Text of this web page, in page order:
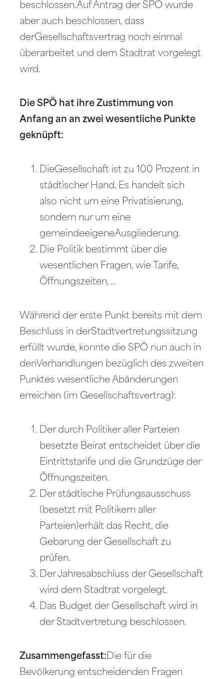
beschlossen.Auf Antrag der SPÖ wurde
aber auch beschlossen, dass
derGesellschaftsvertrag noch einmal
überarbeitet und dem Stadtrat vorgelegt
wird.
Die SPÖ hat ihre Zustimmung von
Anfang an an zwei wesentliche Punkte
geknüpft:
DieGesellschaft ist zu 100 Prozent in
städtischer Hand. Es handelt sich
also nicht um eine Privatisierung,
sondern nur um eine
gemeindeeigeneAusgliederung.
Die Politik bestimmt über die
wesentlichen Fragen, wie Tarife,
Öffnungszeiten, …
Während der erste Punkt bereits mit dem
Beschluss in derStadtvertretungssitzung
erfüllt wurde, konnte die SPÖ nun auch in
denVerhandlungen bezüglich des zweiten
Punktes wesentliche Abänderungen
erreichen (im Gesellschaftsvertrag):
Der durch Politiker aller Parteien
besetzte Beirat entscheidet über die
Eintrittstarife und die Grundzüge der
Öffnungszeiten.
Der städtische Prüfungsausschuss
(besetzt mit Politikern aller
Parteien)erhält das Recht, die
Gebarung der Gesellschaft zu
prüfen.
Der Jahresabschluss der Gesellschaft
wird dem Stadtrat vorgelegt.
Das Budget der Gesellschaft wird in
der Stadtvertretung beschlossen.
Zusammengefasst: Die für die
Bevölkerung entscheidenden Fragen